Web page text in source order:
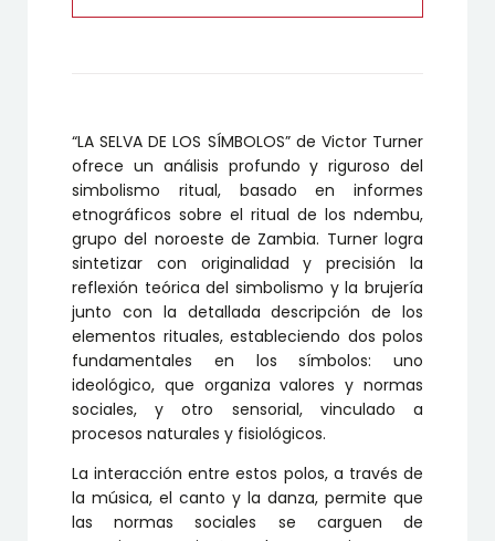
“LA SELVA DE LOS SÍMBOLOS” de Victor Turner
ofrece un análisis profundo y riguroso del
simbolismo ritual, basado en informes
etnográficos sobre el ritual de los ndembu,
grupo del noroeste de Zambia. Turner logra
sintetizar con originalidad y precisión la
reflexión teórica del simbolismo y la brujería
junto con la detallada descripción de los
elementos rituales, estableciendo dos polos
fundamentales en los símbolos: uno
ideológico, que organiza valores y normas
sociales, y otro sensorial, vinculado a
procesos naturales y fisiológicos.
La interacción entre estos polos, a través de
la música, el canto y la danza, permite que
las normas sociales se carguen de